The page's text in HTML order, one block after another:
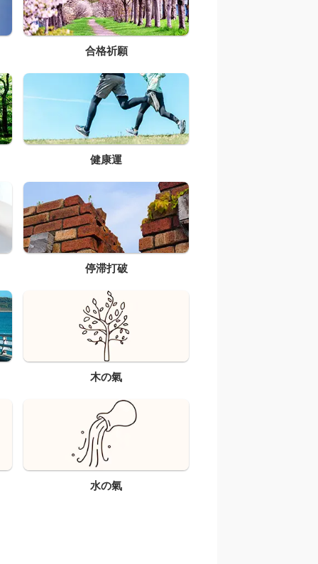
合格祈願
健康運
停滞打破
木の氣
水の氣